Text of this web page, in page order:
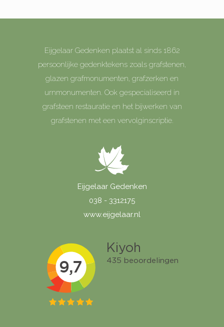
Eijgelaar Gedenken plaatst al sinds 1862
persoonlijke gedenktekens zoals grafstenen,
glazen grafmonumenten, grafzerken en
urnmonumenten. Ook gespecialiseerd in
grafsteen restauratie en het bijwerken van
grafstenen met een vervolginscriptie.
Eijgelaar Gedenken
038 - 3312175
www.eijgelaar.nl